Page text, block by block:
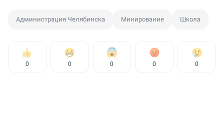
Администрация Челябинска Минирование Школа
0 0 0 0 0